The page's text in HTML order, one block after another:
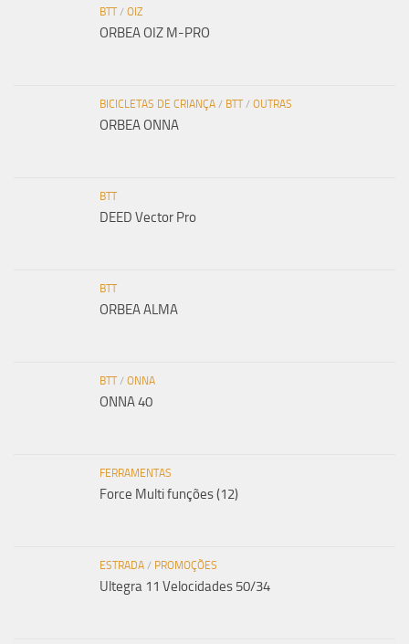
BTT/ OIZ
ORBEA OIZ M-PRO
BICICLETAS DE CRIANÇA / BTT/ OUTRAS
ORBEA ONNA
BTT
DEED Vector Pro
BTT
ORBEA ALMA
BTT/ ONNA
ONNA 40
FERRAMENTAS
Force Multi funções (12)
ESTRADA / PROMOÇÕES
Ultegra 11 Velocidades 50/34